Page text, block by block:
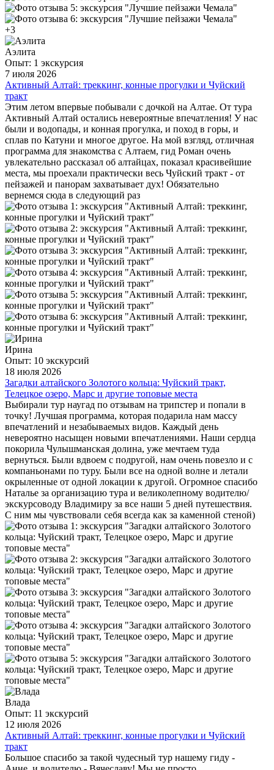
+3
Аэлита
Опыт: 1 экскурсия
7 июля 2026
Активный Алтай: треккинг, конные прогулки и Чуйский
тракт
Этим летом впервые побывали с дочкой на Алтае. От тура
Активный Алтай остались невероятные впечатления! У нас
были и водопады, и конная прогулка, и поход в горы, и
сплав по Катуни и многое другое. На мой взгляд, отличная
программа для знакомства с Алтаем, гид Роман очень
увлекательно рассказал об алтайцах, показал красивейшие
места, мы проехали практически весь Чуйский тракт - от
пейзажей и панорам захватывает дух! Обязательно
вернемся сюда в следующий раз
Ирина
Опыт: 10 экскурсий
18 июля 2026
Загадки алтайского Золотого кольца: Чуйский тракт,
Телецкое озеро, Марс и другие топовые места
Выбирали тур наугад по отзывам на трипстер и попали в
точку! Лучшая программа, которая подарила нам массу
впечатлений и незабываемых видов. Каждый день
невероятно насыщен новыми впечатлениями. Наши сердца
покорила Чулышманская долина, уже мечтаем туда
вернуться. Были вдвоем с подругой, нам очень повезло и с
компаньонами по туру. Были все на одной волне и летали
окрыленные от одной локации к другой. Огромное спасибо
Наталье за организацию тура и великолепному водителю/
экскурсоводу Владимиру за все наши 5 дней путешествия.
С ним мы чувствовали себя всегда как за каменной стеной)
Влада
Опыт: 11 экскурсий
12 июля 2026
Активный Алтай: треккинг, конные прогулки и Чуйский
тракт
Большое спасибо за такой чудесный тур нашему гиду -